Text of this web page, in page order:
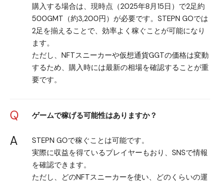
購入する場合は、現時点（2025年8月15日）で2足約
500GMT（約3,200円）が必要です。STEPN GOでは
2足を揃えることで、効率よく稼ぐことが可能になり
ます。
ただし、NFTスニーカーや仮想通貨GGTの価格は変動
するため、購入時には最新の相場を確認することが重
要です。
Q ゲームで稼げる可能性はありますか？
A
STEPN GOで稼ぐことは可能です。
実際に収益を得ているプレイヤーもおり、SNSで情報
を確認できます。
ただし、どのNFTスニーカーを使い、どのくらいの運